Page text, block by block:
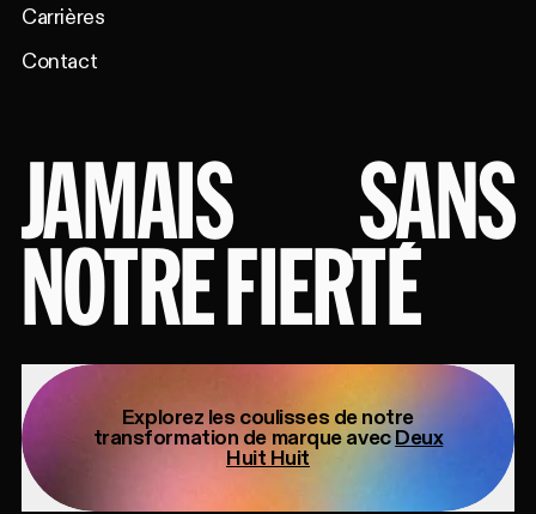
Carrières
Contact
JAMAIS SANS
NOTRE FIERTÉ
Explorez les coulisses de notre
transformation de marque avecDeux
Huit Huit